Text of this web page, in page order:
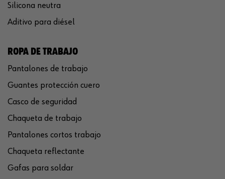
Silicona neutra
Aditivo para diésel
ROPA DE TRABAJO
Pantalones de trabajo
Guantes protección cuero
Casco de seguridad
Chaqueta de trabajo
Pantalones cortos trabajo
Chaqueta reflectante
Gafas para soldar